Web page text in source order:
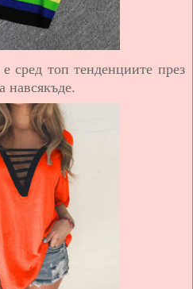
сред топ тенденциите през